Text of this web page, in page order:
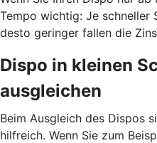
Tempo wichtig: Je schneller
desto geringer fallen die
Dispo in kleinen
ausgleichen
Beim Ausgleich des Dispos
hilfreich. Wenn Sie zum